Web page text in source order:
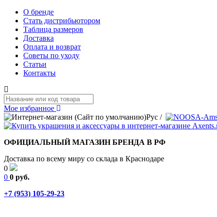
О бренде
Стать дистрибьютором
Таблица размеров
Доставка
Оплата и возврат
Советы по уходу
Статьи
Контакты
Мое избранное
Рус /
ОФИЦИАЛЬНЫЙ МАГАЗИН БРЕНДА В РФ
Доставка по всему миру со склада в Краснодаре
0
0 0 руб.
+7 (953) 105-29-23